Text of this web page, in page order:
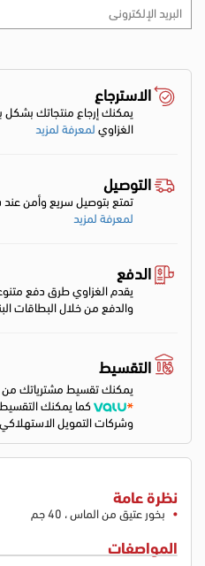
الاسترجاع
يمكنك إرجاع منتجاتك
الغزاويلمعرفة لمزيد
التوصيل
تمتع بتوصيل سريع وأمن عند
لمعرفة لمزيد
الدفع
يقدم الغزاوي طرق دفع
والدفع من خلال البطاقات
التقسيط
يمكنك تقسيط مشترياتك من
كما يمكنك
وشركات التمويل الاستهلاكي
نظرة عامة
بخور عتيق من الماس ، 40 جم
المواصفات